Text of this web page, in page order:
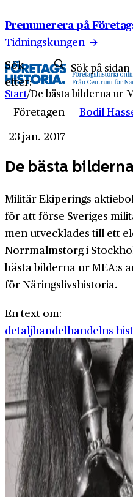
Prenumerera på
Tidningskungen
Sök
efter:
Start/De bästa bilderna ur
Företagen
Bodil
23 jan. 2017
De bästa
Militär Ekiperings
för att förse Sveriges
men utvecklades till ett
Norrmalmstorg i
bästa bilderna ur MEA:s
för Näringslivshistoria.
En text om:
detaljhandelhandelns